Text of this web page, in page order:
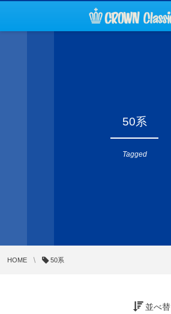
50系
Tagged
HOME 50系
並べ替